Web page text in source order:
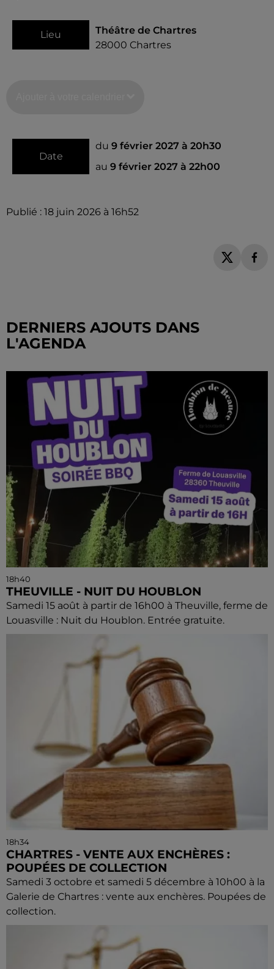
Lieu
Théâtre de Chartres
28000 Chartres
Date
du 9 février 2027 à 20h30
au 9 février 2027 à 22h00
Publié : 18 juin 2026 à 16h52
DERNIERS AJOUTS DANS
L'AGENDA
18h40
THEUVILLE - NUIT DU HOUBLON
Samedi 15 août à partir de 16h00 à Theuville, ferme de
Louasville : Nuit du Houblon. Entrée gratuite.
18h34
CHARTRES - VENTE AUX ENCHÈRES :
POUPÉES DE COLLECTION
Samedi 3 octobre et samedi 5 décembre à 10h00 à la
Galerie de Chartres : vente aux enchères. Poupées de
collection.